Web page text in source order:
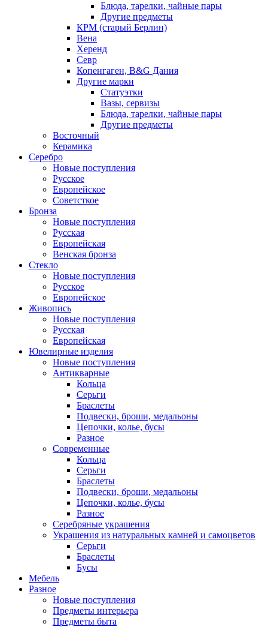
Блюда, тарелки, чайные пары
Другие предметы
КРМ (старый Берлин)
Вена
Херенд
Севр
Копенгаген, B&G Дания
Другие марки
Статуэтки
Вазы, сервизы
Блюда, тарелки, чайные пары
Другие предметы
Восточный
Керамика
Серебро
Новые поступления
Русское
Европейское
Советсткое
Бронза
Новые поступления
Русская
Европейская
Венская бронза
Стекло
Новые поступления
Русское
Европейское
Живопись
Новые поступления
Русская
Европейская
Ювелирные изделия
Новые поступления
Антикварные
Кольца
Серьги
Браслеты
Подвески, броши, медальоны
Цепочки, колье, бусы
Разное
Современные
Кольца
Серьги
Браслеты
Подвески, броши, медальоны
Цепочки, колье, бусы
Разное
Серебряные украшения
Украшения из натуральных камней и самоцветов
Серьги
Браслеты
Бусы
Мебель
Разное
Новые поступления
Предметы интерьера
Предметы быта